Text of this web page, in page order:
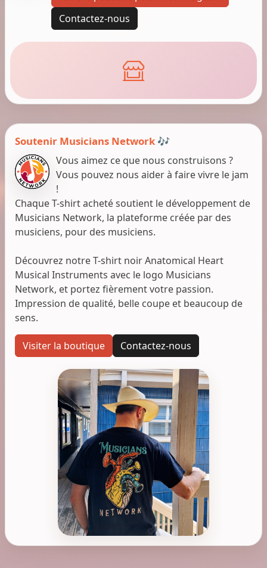
Contactez-nous
Soutenir Musicians Network 🎶
Vous aimez ce que nous construisons ?
Vous pouvez nous aider à faire vivre le jam
!
Chaque T-shirt acheté soutient le développement de
Musicians Network, la plateforme créée par des
musiciens, pour des musiciens.
Découvrez notre T-shirt noir Anatomical Heart
Musical Instruments avec le logo Musicians
Network, et portez fièrement votre passion.
Impression de qualité, belle coupe et beaucoup de
sens.
Visiter la boutique Contactez-nous